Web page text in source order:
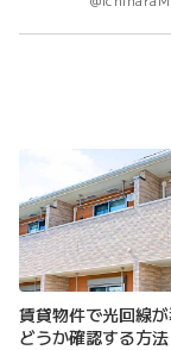
賃貸物件で光回線
どうか確認する方法